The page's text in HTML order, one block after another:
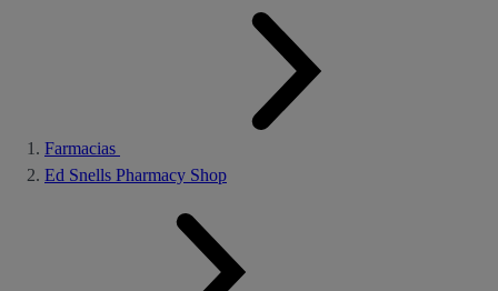
Farmacias
Ed Snells Pharmacy Shop